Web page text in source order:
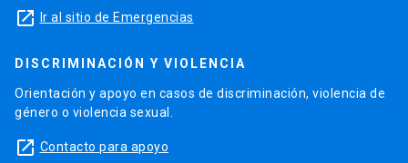
launch Ir al sitio de Emergencias
DISCRIMINACIÓN Y VIOLENCIA
Orientación y apoyo en casos de discriminación, violencia de
género o violencia sexual.
launch Contacto para apoyo